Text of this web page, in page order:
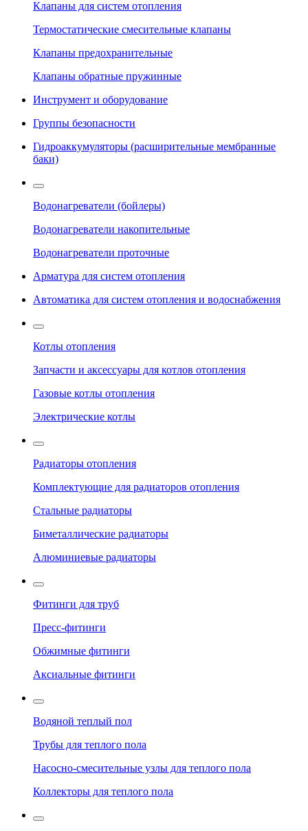
Клапаны для систем отопления
Термостатические смесительные клапаны
Клапаны предохранительные
Клапаны обратные пружинные
Инструмент и оборудование
Группы безопасности
Гидроаккумуляторы (расширительные мембранные
баки)
Водонагреватели (бойлеры)
Водонагреватели накопительные
Водонагреватели проточные
Арматура для систем отопления
Автоматика для систем отопления и водоснабжения
Котлы отопления
Запчасти и аксессуары для котлов отопления
Газовые котлы отопления
Электрические котлы
Радиаторы отопления
Комплектующие для радиаторов отопления
Стальные радиаторы
Биметаллические радиаторы
Алюминиевые радиаторы
Фитинги для труб
Пресс-фитинги
Обжимные фитинги
Аксиальные фитинги
Водяной теплый пол
Трубы для теплого пола
Насосно-смесительные узлы для теплого пола
Коллекторы для теплого пола